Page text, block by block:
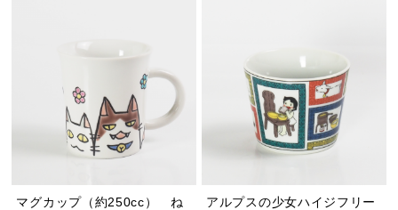
マグカップ（約250cc） ね
アルプスの少女ハイジフリー